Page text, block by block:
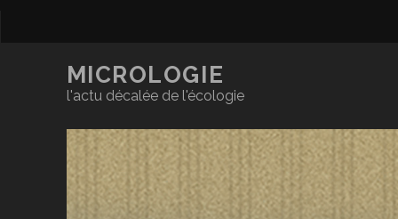
MICROLOGIE
l'actu décalée de l'écologie